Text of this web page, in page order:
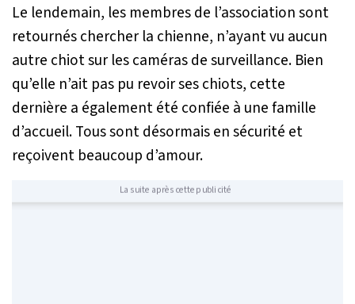
Le lendemain, les membres de l’association sont
retournés chercher la chienne, n’ayant vu aucun
autre chiot sur les caméras de surveillance. Bien
qu’elle n’ait pas pu revoir ses chiots, cette
dernière a également été confiée à une famille
d’accueil. Tous sont désormais en sécurité et
reçoivent beaucoup d’amour.
La suite après cette publicité